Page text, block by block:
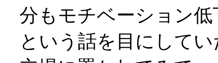
分もモチベーション
という話を目にして